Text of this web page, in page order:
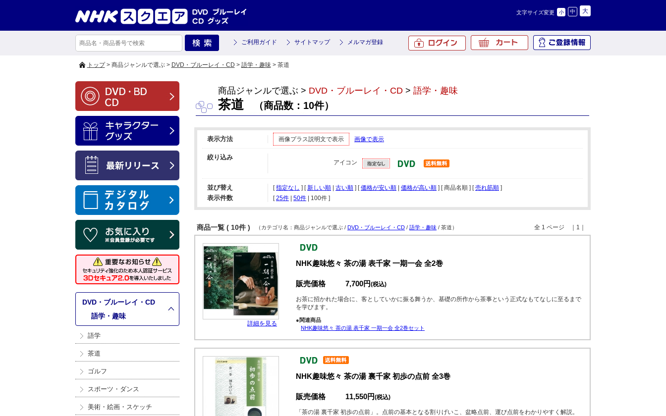
文字サイズ変更 小 中 大
ご利用ガイド サイトマップ メルマガ登録
トップ> 商品ジャンルで選ぶ > DVD・ブルーレイ・CD > 語学・趣味> 茶道
DVD・ブルーレイ・CD
語学・趣味
語学
茶道
ゴルフ
スポーツ・ダンス
美術・絵画・スケッチ
商品ジャンルで選ぶ > DVD・ブルーレイ・CD > 語学・趣味
茶道 （商品数：10件）
表示方法 画像プラス説明文で表示 画像で表示
絞り込み
アイコン
並び替え [指定なし ] [新しい順 古い順 ] [価格が安い順 価格が高い順 ] [ 商品名順 ] [売れ筋順 ]
表示件数 [ 25件 50件 100件 ]
商品一覧 ( 10件 ) 全 1 ページ ｜1｜
（カテゴリ名：商品ジャンルで選ぶ / DVD・ブルーレイ・CD / 語学・趣味 / 茶道）
詳細を見る
NHK趣味悠々 茶の湯 表千家 一期一会 全2巻
販売価格 7,700円(税込)
お茶に招かれた場合に、客としていかに振る舞うか、基礎の所作から茶事という正式なもてなしに至るまで
を学びます。
●関連商品
NHK趣味悠々 茶の湯 表千家 一期一会 全2巻セット
NHK趣味悠々 茶の湯 裏千家 初歩の点前 全3巻
販売価格 11,550円(税込)
「茶の湯 裏千家 初歩の点前」。点前の基本となる割りげいこ、盆略点前、運び点前をわかりやすく解説。